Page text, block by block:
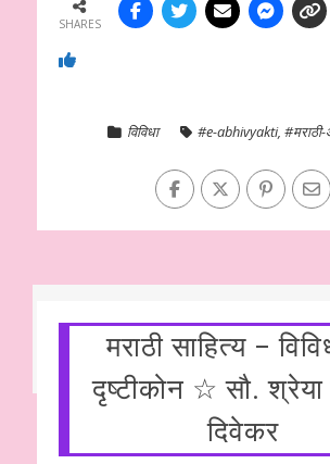
SHARES
विविधा #e-abhivyakti,
मराठी साहित्य –
दृष्टीकोन ☆ सौ.
दिवेकर